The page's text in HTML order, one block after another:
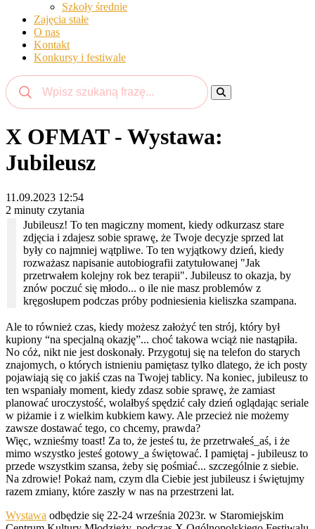
Szkoły średnie
Zajęcia stałe
O nas
Kontakt
Konkursy i festiwale
X OFMAT - Wystawa:
Jubileusz
11.09.2023 12:54
2 minuty czytania
Jubileusz! To ten magiczny moment, kiedy odkurzasz stare
zdjęcia i zdajesz sobie sprawę, że Twoje decyzje sprzed lat
były co najmniej wątpliwe. To ten wyjątkowy dzień, kiedy
rozważasz napisanie autobiografii zatytułowanej "Jak
przetrwałem kolejny rok bez terapii". Jubileusz to okazja, by
znów poczuć się młodo... o ile nie masz problemów z
kręgosłupem podczas próby podniesienia kieliszka szampana.
Ale to również czas, kiedy możesz założyć ten strój, który był
kupiony “na specjalną okazję”... choć takowa wciąż nie nastąpiła.
No cóż, nikt nie jest doskonały. Przygotuj się na telefon do starych
znajomych, o których istnieniu pamiętasz tylko dlatego, że ich posty
pojawiają się co jakiś czas na Twojej tablicy. Na koniec, jubileusz to
ten wspaniały moment, kiedy zdasz sobie sprawę, że zamiast
planować uroczystość, wolałbyś spędzić cały dzień oglądając seriale
w piżamie i z wielkim kubkiem kawy. Ale przecież nie możemy
zawsze dostawać tego, co chcemy, prawda?
Więc, wznieśmy toast! Za to, że jesteś tu, że przetrwałeś_aś, i że
mimo wszystko jesteś gotowy_a świętować. I pamiętaj - jubileusz to
przede wszystkim szansa, żeby się pośmiać... szczególnie z siebie.
Na zdrowie! Pokaż nam, czym dla Ciebie jest jubileusz i świętujmy
razem zmiany, które zaszły w nas na przestrzeni lat.
Wystawa odbędzie się 22-24 września 2023r. w Staromiejskim